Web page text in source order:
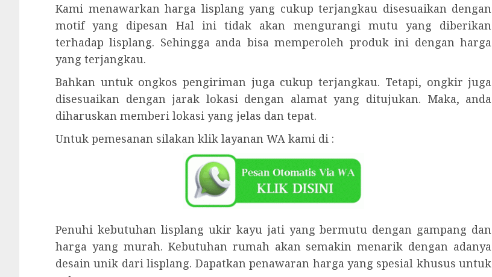
Kami menawarkan harga lisplang yang cukup terjangkau disesuaikan dengan
motif yang dipesan Hal ini tidak akan mengurangi mutu yang diberikan
terhadap lisplang. Sehingga anda bisa memperoleh produk ini dengan harga
yang terjangkau.
Bahkan untuk ongkos pengiriman juga cukup terjangkau. Tetapi, ongkir juga
disesuaikan dengan jarak lokasi dengan alamat yang ditujukan. Maka, anda
diharuskan memberi lokasi yang jelas dan tepat.
Untuk pemesanan silakan klik layanan WA kami di :
Penuhi kebutuhan lisplang ukir kayu jati yang bermutu dengan gampang dan
harga yang murah. Kebutuhan rumah akan semakin menarik dengan adanya
desain unik dari lisplang. Dapatkan penawaran harga yang spesial khusus untuk